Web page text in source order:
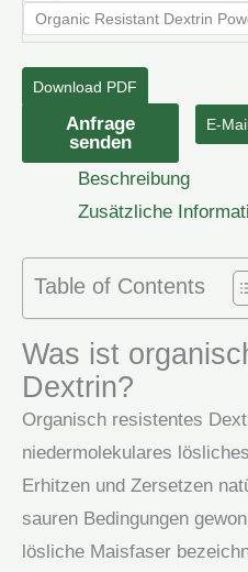
Organic Resistant Dextrin
Download PDF
Resistentes
Dextrin
Anfrage
senden
E-
Beschreibung
Zusätzliche
Table of Contents
Was ist
Dextrin?
Organisch resistentes
niedermolekulares
Erhitzen und Zersetzen
sauren Bedingungen
lösliche Maisfaser